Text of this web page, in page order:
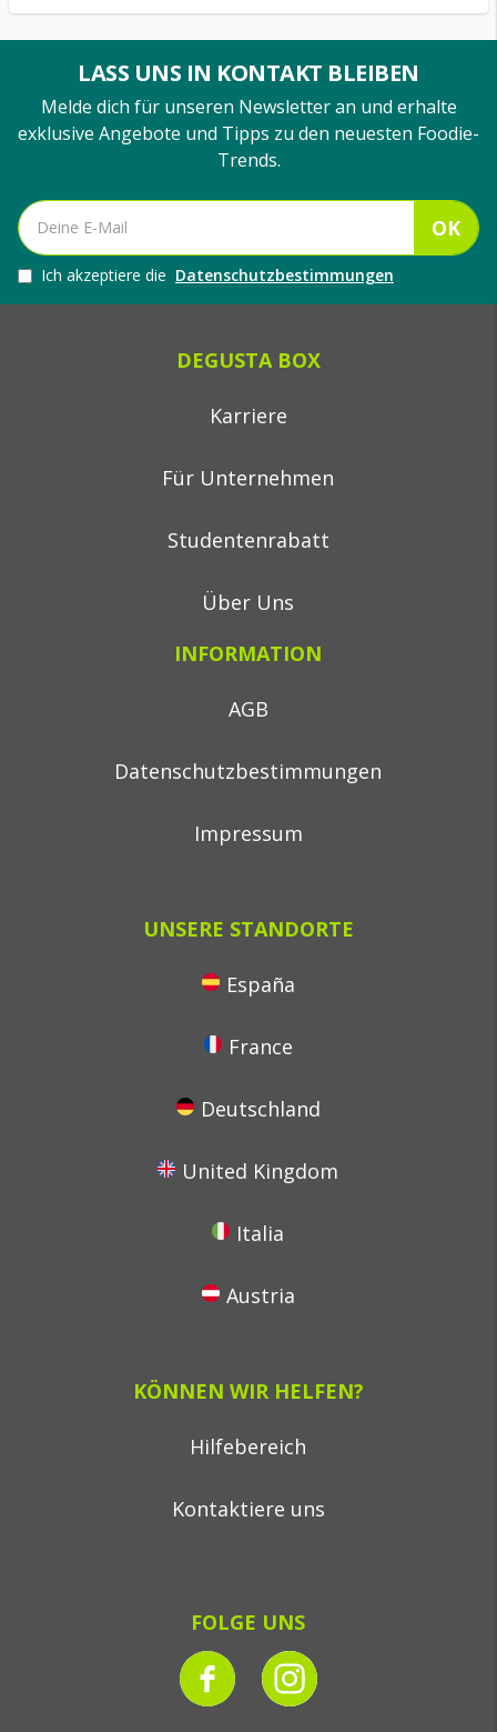
LASS UNS IN KONTAKT BLEIBEN
Melde dich für unseren Newsletter an und erhalte
exklusive Angebote und Tipps zu den neuesten Foodie-
Trends.
OK
Ich akzeptiere die Datenschutzbestimmungen
DEGUSTA BOX
Karriere
Für Unternehmen
Studentenrabatt
Über Uns
INFORMATION
AGB
Datenschutzbestimmungen
Impressum
UNSERE STANDORTE
España
France
Deutschland
United Kingdom
Italia
Austria
KÖNNEN WIR HELFEN?
Hilfebereich
Kontaktiere uns
FOLGE UNS